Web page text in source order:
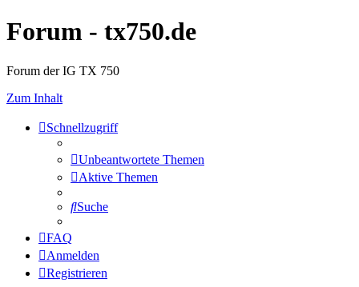
Forum - tx750.de
Forum der IG TX 750
Zum Inhalt
Schnellzugriff
Unbeantwortete Themen
Aktive Themen
Suche
FAQ
Anmelden
Registrieren